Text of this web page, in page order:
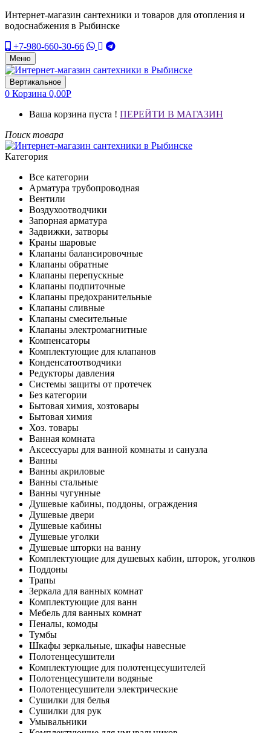
Интернет-магазин сантехники и товаров для отопления и
водоснабжения в Рыбинске
+7-980-660-30-66
Меню
Вертикальное
0 Корзина 0,00Р
Ваша корзина пуста ! ПЕРЕЙТИ В МАГАЗИН
Поиск товара
Категория
Все категории
Арматура трубопроводная
Вентили
Воздухоотводчики
Запорная арматура
Задвижки, затворы
Краны шаровые
Клапаны балансировочные
Клапаны обратные
Клапаны перепускные
Клапаны подпиточные
Клапаны предохранительные
Клапаны сливные
Клапаны смесительные
Клапаны электромагнитные
Компенсаторы
Комплектующие для клапанов
Конденсатоотводчики
Редукторы давления
Системы защиты от протечек
Без категории
Бытовая химия, хозтовары
Бытовая химия
Хоз. товары
Ванная комната
Аксессуары для ванной комнаты и санузла
Ванны
Ванны акриловые
Ванны стальные
Ванны чугунные
Душевые кабины, поддоны, ограждения
Душевые двери
Душевые кабины
Душевые уголки
Душевые шторки на ванну
Комплектующие для душевых кабин, шторок, уголков
Поддоны
Трапы
Зеркала для ванных комнат
Комплектующие для ванн
Мебель для ванных комнат
Пеналы, комоды
Тумбы
Шкафы зеркальные, шкафы навесные
Полотенцесушители
Комплектующие для полотенцесушителей
Полотенцесушители водяные
Полотенцесушители электрические
Сушилки для белья
Сушилки для рук
Умывальники